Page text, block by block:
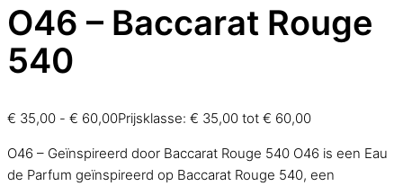
O46 – Baccarat Rouge
540
€ 35,00 - € 60,00Prijsklasse: € 35,00 tot € 60,00
O46 – Geïnspireerd door Baccarat Rouge 540 O46 is een Eau
de Parfum geïnspireerd op Baccarat Rouge 540, een